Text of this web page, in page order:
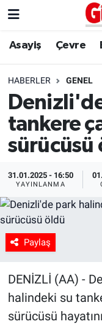
Asayiş Çevre
HABERLER GENEL
tankere
sürücüsü
31.01.2025 - 16:50
YAYINLANMA
Paylaş
DENİZLİ (AA) -
halindeki su
sürücüsü
Asayiş
Çevre
Eğitim
Ekonomi
Gündem
Kültür Sanat
Magazin
Sağlık
İstanbul Hava
İstanbul Trafik
Süper Lig
Tüm
Son Dakika
Haber Arşivi